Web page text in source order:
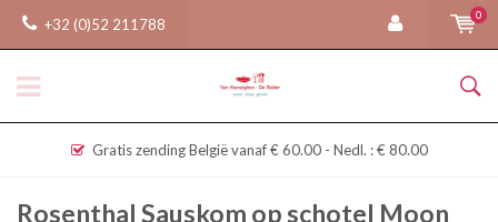
+32 (0)52 211788
0
Gratis zending België vanaf € 60.00 - Nedl. : € 80.00
Rosenthal Sauskom op schotel Moon